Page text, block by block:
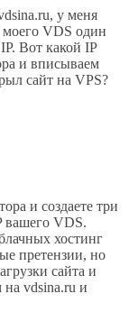
у меня
моего VDS один
Вот какой IP
и вписываем
сайт на VPS?
и создаете три
вашего VDS.
хостинг
претензии, но
сайта и
на vdsina.ru и